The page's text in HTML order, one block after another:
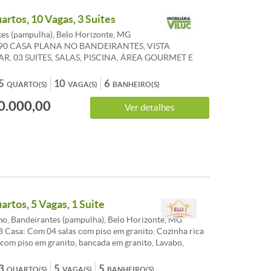
10 Vagas, 3 Suites
(pampulha), Belo Horizonte, MG
CASA PLANA NO BANDEIRANTES, VISTA
03 SUITES, SALAS, PISCINA, ÁREA GOURMET E
da Lagoa da Pampulha. toda murada, com quadra
área gourmet nova e planejada, piscina, jardins,
coberta e descoberta para vários carros, portão
Sua construção é de alvenaria, madeira e
QUARTO(S) VAGA(S)
10 BANHEIRO(S)
6
Ver detalhes
5 Vagas, 1 Suite
Bandeirantes (pampulha), Belo Horizonte, MG
Casa: Com 04 salas com piso em granito. Cozinha rica
piso em granito, bancada em granito, Lavabo,
sendo 01 suite, todos com armarios e piso em
5 5